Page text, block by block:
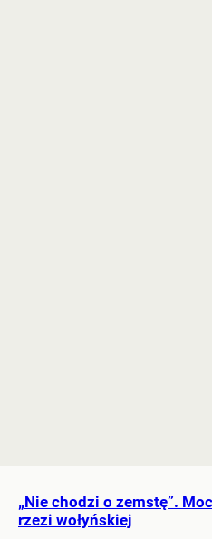
„Nie chodzi o zemstę”.
rzezi wołyńskiej